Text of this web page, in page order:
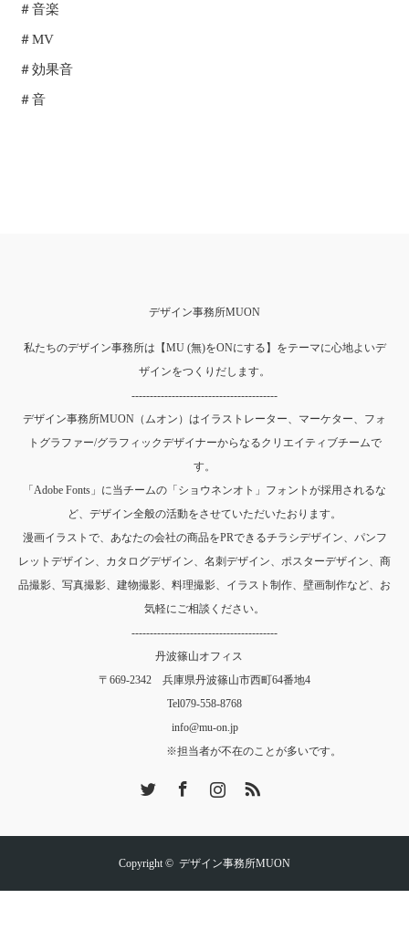
＃音楽
＃MV
＃効果音
＃音
デザイン事務所MUON
私たちのデザイン事務所は【MU (無)をONにする】をテーマに心地よいデ
ザインをつくりだします。
----------------------------------------
デザイン事務所MUON（ムオン）はイラストレーター、マーケター、フォ
トグラファー/グラフィックデザイナーからなるクリエイティブチームで
す。
「Adobe Fonts」に当チームの「ショウネンオト」フォントが採用されるな
ど、デザイン全般の活動をさせていただいたおります。
漫画イラストで、あなたの会社の商品をPRできるチラシデザイン、パンフ
レットデザイン、カタログデザイン、名刺デザイン、ポスターデザイン、商
品撮影、写真撮影、建物撮影、料理撮影、イラスト制作、壁画制作など、お
気軽にご相談ください。
----------------------------------------
丹波篠山オフィス
〒669-2342 兵庫県丹波篠山市西町64番地4
Tel079-558-8768
info@mu-on.jp
※担当者が不在のことが多いです。
Copyright © デザイン事務所MUON